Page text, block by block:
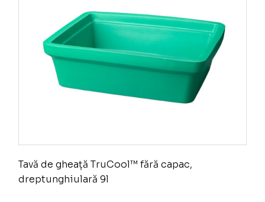
Tavă de gheață TruCool™ fără capac,
dreptunghiulară 9l